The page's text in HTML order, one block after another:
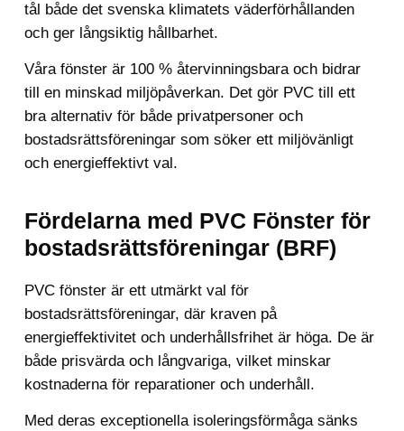
tål både det svenska klimatets väderförhållanden
och ger långsiktig hållbarhet.
Våra fönster är 100 % återvinningsbara och bidrar
till en minskad miljöpåverkan. Det gör PVC till ett
bra alternativ för både privatpersoner och
bostadsrättsföreningar som söker ett miljövänligt
och energieffektivt val.
Fördelarna med PVC Fönster för
bostadsrättsföreningar (BRF)
PVC fönster är ett utmärkt val för
bostadsrättsföreningar, där kraven på
energieffektivitet och underhållsfrihet är höga. De är
både prisvärda och långvariga, vilket minskar
kostnaderna för reparationer och underhåll.
Med deras exceptionella isoleringsförmåga sänks